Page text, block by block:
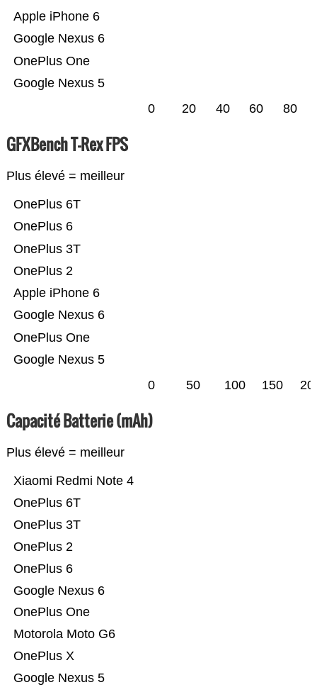
Google Nexus 5
OnePlus One
Google Nexus 6
Apple iPhone 6
0 20 40 60 80
GFXBench T-Rex FPS
Plus élevé = meilleur
Google Nexus 5
OnePlus One
Google Nexus 6
Apple iPhone 6
OnePlus 2
OnePlus 3T
OnePlus 6
OnePlus 6T
0 50 100 150
Capacité Batterie (mAh)
Plus élevé = meilleur
Google Nexus 5
OnePlus X
Motorola Moto G6
OnePlus One
Google Nexus 6
OnePlus 6
OnePlus 2
OnePlus 3T
OnePlus 6T
Xiaomi Redmi Note 4